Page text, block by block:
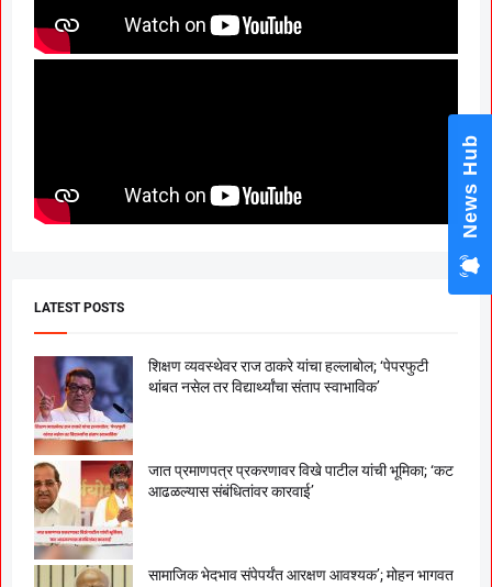
LATEST POSTS
शिक्षण व्यवस्थेवर राज ठाकरे यांचा हल्लाबोल; ‘पेपरफुटी
थांबत नसेल तर विद्यार्थ्यांचा संताप स्वाभाविक’
जात प्रमाणपत्र प्रकरणावर विखे पाटील यांची भूमिका; ‘कट
आढळल्यास संबंधितांवर कारवाई’
सामाजिक भेदभाव संपेपर्यंत आरक्षण आवश्यक’; मोहन भागवत
News Hub